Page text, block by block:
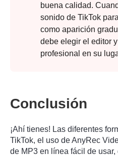
Paso 3.
buena calidad.
sonido de TikTok
como aparición
debe elegir el editor
profesional en su
Conclusión
¡Ahí tienes! Las diferentes
TikTok, el uso de AnyRec
de MP3 en línea fácil de